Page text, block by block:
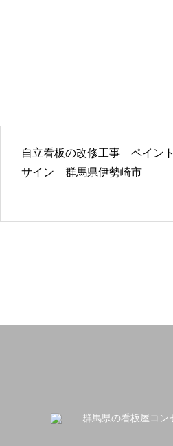
自立看板の改修工事 ペイント
サイン 群馬県伊勢崎市